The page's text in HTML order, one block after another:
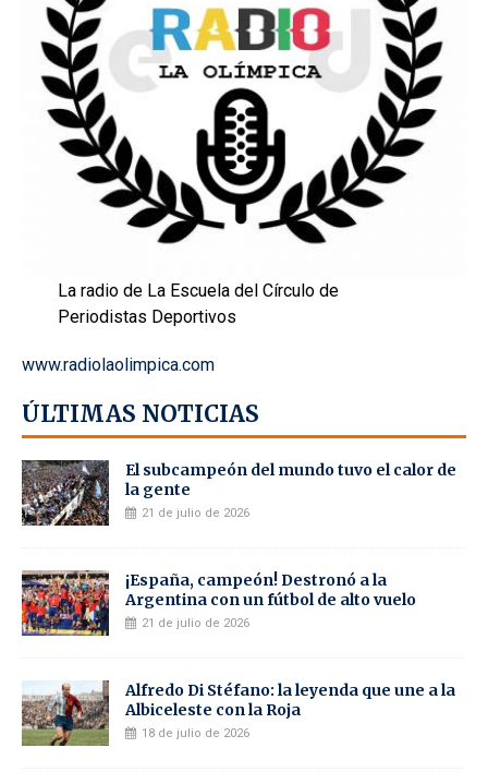
La radio de La Escuela del Círculo de
Periodistas Deportivos
www.radiolaolimpica.com
ÚLTIMAS NOTICIAS
El subcampeón del mundo tuvo el calor de
la gente
21 de julio de 2026
¡España, campeón! Destronó a la
Argentina con un fútbol de alto vuelo
21 de julio de 2026
Alfredo Di Stéfano: la leyenda que une a la
Albiceleste con la Roja
18 de julio de 2026